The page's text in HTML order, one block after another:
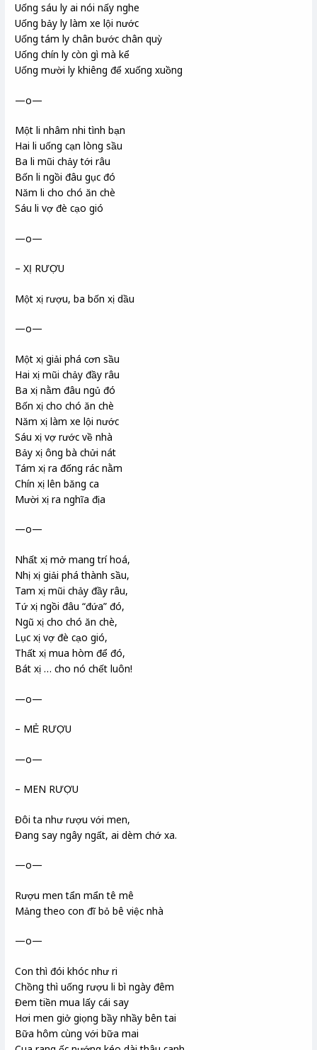
Uống sáu ly ai nói nấy nghe
Uống bảy ly làm xe lội nước
Uống tám ly chân bước chân quỳ
Uống chín ly còn gì mà kể
Uống mười ly khiêng để xuống xuồng
—o—
Một li nhâm nhi tình bạn
Hai li uống cạn lòng sầu
Ba li mũi chảy tới râu
Bốn li ngồi đâu gục đó
Năm li cho chó ăn chè
Sáu li vợ đè cạo gió
—o—
– XỊ RƯỢU
Một xị rượu, ba bốn xị dầu
—o—
Một xị giải phá cơn sầu
Hai xị mũi chảy đầy râu
Ba xị nằm đâu ngủ đó
Bốn xị cho chó ăn chè
Năm xị làm xe lội nước
Sáu xị vợ rước về nhà
Bảy xị ông bà chửi nát
Tám xị ra đống rác nằm
Chín xị lên băng ca
Mười xị ra nghĩa địa
—o—
Nhất xị mở mang trí hoá,
Nhị xị giải phá thành sầu,
Tam xị mũi chảy đầy râu,
Tứ xị ngồi đâu “đứa” đó,
Ngũ xị cho chó ăn chè,
Lục xị vợ đè cạo gió,
Thất xị mua hòm để đó,
Bát xị … cho nó chết luôn!
—o—
– MẺ RƯỢU
—o—
– MEN RƯỢU
Đôi ta như rượu với men,
Đang say ngây ngất, ai dèm chớ xa.
—o—
Rượu men tẩn mẩn tê mê
Mảng theo con đĩ bỏ bê việc nhà
—o—
Con thì đói khóc như ri
Chồng thì uống rượu li bì ngày đêm
Đem tiền mua lấy cái say
Hơi men giở giọng bầy nhầy bên tai
Bữa hôm cùng với bữa mai